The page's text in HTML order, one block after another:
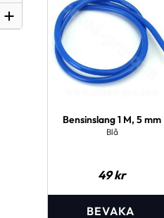
Bensinslang 1 M, 5 mm
Blå
49kr